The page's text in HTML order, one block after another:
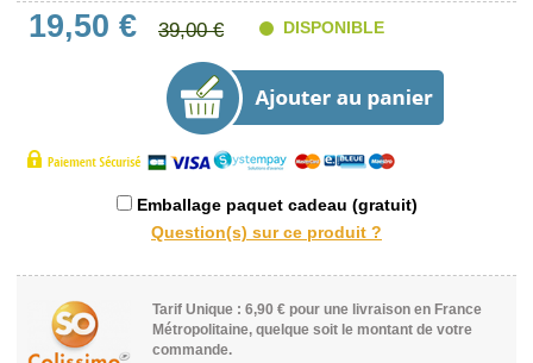
19,50 € 39,00 € DISPONIBLE
Emballage paquet cadeau (gratuit)
Tarif Unique : 6,90 € pour une livraison en France
Métropolitaine, quelque soit le montant de votre
commande.